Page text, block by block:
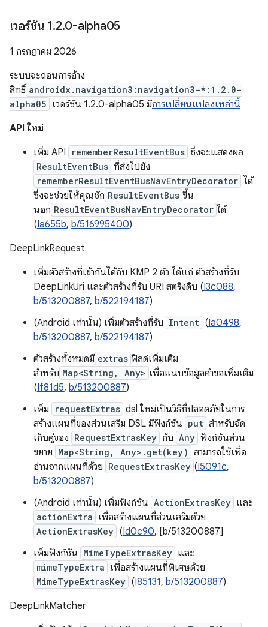
เวอร์ชัน 1.2.0-alpha05
1 กรกฎาคม 2026
ระบบจะถอนการอ้าง
สิทธิ์ androidx.navigation3:navigation3-*:1.2.0-
alpha05 เวอร์ชัน 1.2.0-alpha05 มีการเปลี่ยนแปลงเหล่านี้
API ใหม่
เพิ่ม API
rememberResultEventBus ซึ่งจะแสดงผล
ResultEventBus ที่ส่งไปยัง
rememberResultEventBusNavEntryDecorator ได้
ซึ่งจะช่วยให้คุณชัก ResultEventBus ขึ้น
นอก ResultEventBusNavEntryDecorator ได้
(Ia655b, b/516995400)
DeepLinkRequest
เพิ่มตัวสร้างที่เข้ากันได้กับ KMP 2 ตัว ได้แก่ ตัวสร้างที่รับ
DeepLinkUri และตัวสร้างที่รับ URI สตริงดิบ (I3c088,
b/513200887, b/522194187)
(Android เท่านั้น) เพิ่มตัวสร้างที่รับ Intent (Ia0498,
b/513200887, b/522194187)
ตัวสร้างทั้งหมดมี extras ฟิลด์เพิ่มเติม
สำหรับ Map<String, Any> เพื่อแนบข้อมูลคำขอเพิ่มเติม
(If81d5, b/513200887)
เพิ่ม
requestExtras dsl ใหม่เป็นวิธีที่ปลอดภัยในการ
สร้างแผนที่ของส่วนเสริม DSL มีฟังก์ชัน put สำหรับจัด
เก็บคู่ของ RequestExtrasKey กับ Any ฟังก์ชันส่วน
ขยาย Map<String, Any>.get(key) สามารถใช้เพื่อ
อ่านจากแผนที่ด้วย RequestExtrasKey (I5091c,
b/513200887)
(Android เท่านั้น) เพิ่มฟังก์ชัน ActionExtrasKey และ
actionExtra เพื่อสร้างแผนที่ส่วนเสริมด้วย
ActionExtrasKey (Id0c90, [b/513200887]
เพิ่มฟังก์ชัน MimeTypeExtrasKey และ
mimeTypeExtra เพื่อสร้างแผนที่พิเศษด้วย
MimeTypeExtrasKey (I85131, b/513200887)
DeepLinkMatcher